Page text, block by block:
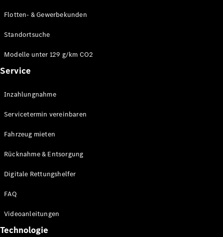
Flotten- & Gewerbekunden
Standortsuche
Modelle unter 129 g/km CO2
Service
Inzahlungnahme
Servicetermin vereinbaren
Fahrzeug mieten
Rücknahme & Entsorgung
Digitale Rettungshelfer
FAQ
Videoanleitungen
Technologie